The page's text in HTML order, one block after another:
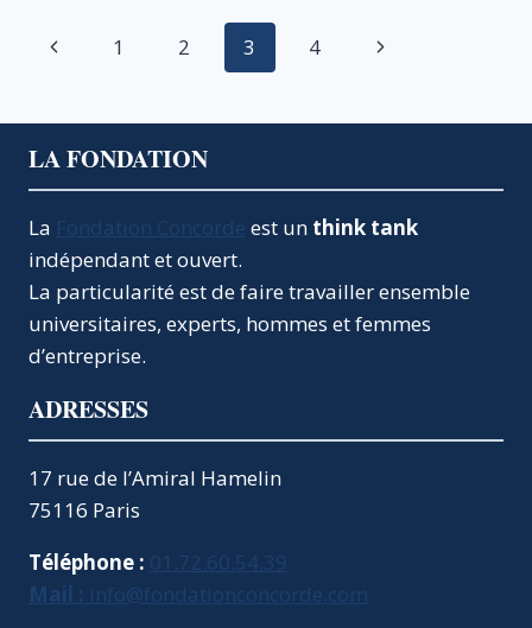
CHANGER
Navigation
page
Page
1 2 3 4
Page
LA FONDATION
La Fondation Concorde est un think tank
indépendant et ouvert.
La particularité est de faire travailler ensemble
universitaires, experts, hommes et femmes
d’entreprise.
ADRESSES
17 rue de l’Amiral Hamelin
75116 Paris
Téléphone : 01.72.60.54.39
Mail : info@fondationconcorde.com